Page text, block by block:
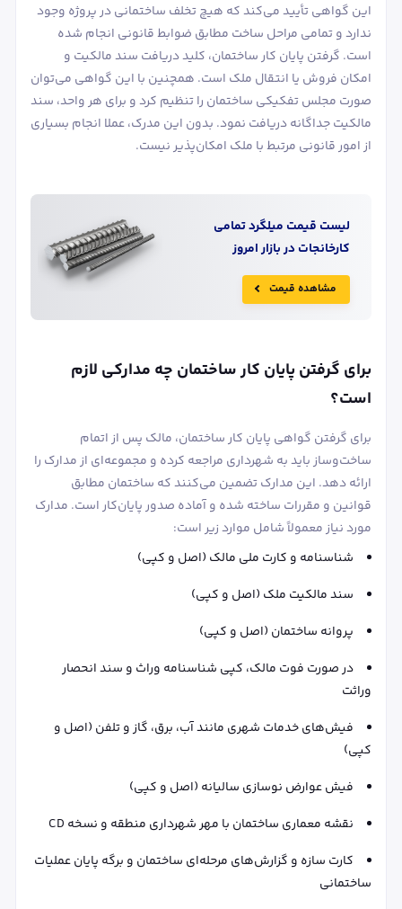
این گواهی تأیید می‌کند که هیچ تخلف ساختمانی در پروژه وجود
ندارد و تمامی مراحل ساخت مطابق ضوابط قانونی انجام شده
است. گرفتن پایان کار ساختمان، کلید دریافت سند مالکیت و
امکان فروش یا انتقال ملک است. همچنین با این گواهی می‌توان
صورت مجلس تفکیکی ساختمان را تنظیم کرد و برای هر واحد، سند
مالکیت جداگانه دریافت نمود. بدون این مدرک، عملا انجام بسیاری
از امور قانونی مرتبط با ملک امکان‌پذیر نیست.
لیست قیمت میلگردتمامی
کارخانجات در بازار امروز
مشاهده قیمت
برای گرفتن پایان کار ساختمان چه مدارکی لازم
است؟
برای گرفتن گواهی پایان کار ساختمان، مالک پس از اتمام
ساخت‌وساز باید به شهرداری مراجعه کرده و مجموعه‌ای از مدارک را
ارائه دهد. این مدارک تضمین می‌کنند که ساختمان مطابق
قوانین و مقررات ساخته شده و آماده صدور پایان‌کار است. مدارک
مورد نیاز معمولاً شامل موارد زیر است:
شناسنامه و کارت ملی مالک (اصل و کپی)
سند مالکیت ملک (اصل و کپی)
پروانه ساختمان (اصل و کپی)
در صورت فوت مالک، کپی شناسنامه وراث و سند انحصار
وراثت
فیش‌های خدمات شهری مانند آب، برق، گاز و تلفن (اصل و
کپی)
فیش عوارض نوسازی سالیانه (اصل و کپی)
نقشه معماری ساختمان با مهر شهرداری منطقه و نسخه CD
کارت سازه و گزارش‌های مرحله‌ای ساختمان و برگه پایان عملیات
ساختمانی